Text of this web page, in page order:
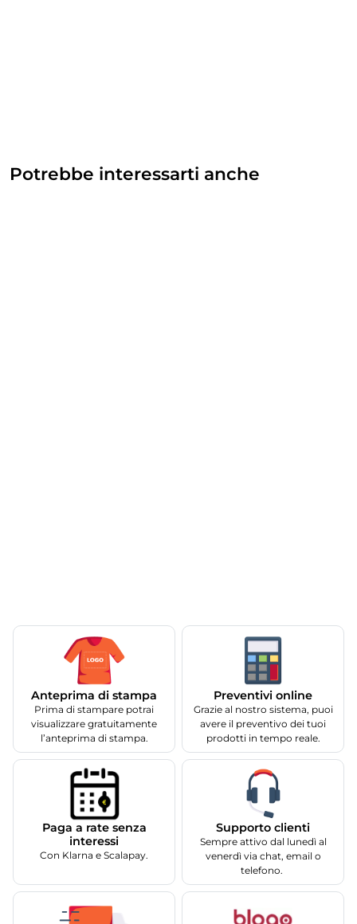
Potrebbe interessarti anche
Anteprima di stampa
Prima di stampare potrai
visualizzare gratuitamente
l’anteprima di stampa.
Preventivi online
Grazie al nostro sistema, puoi
avere il preventivo dei tuoi
prodotti in tempo reale.
Paga a rate senza
interessi
Con Klarna e Scalapay.
Supporto clienti
Sempre attivo dal lunedì al
venerdì via chat, email o
telefono.